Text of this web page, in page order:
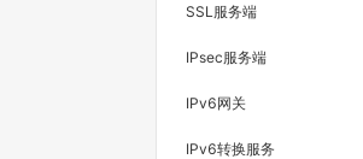
SSL服务端
IPsec服务端
IPv6网关
IPv6转换服务